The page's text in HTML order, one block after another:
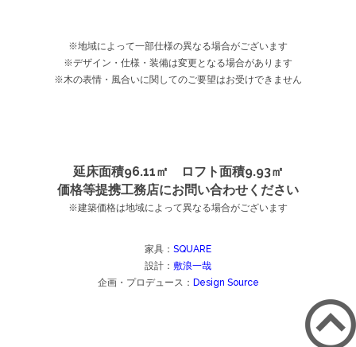
※地域によって一部仕様の異なる場合がございます
※デザイン・仕様・装備は変更となる場合があります
※木の表情・風合いに関してのご要望はお受けできません
延床面積96.11㎡ ロフト面積9.93㎡
価格等提携工務店にお問い合わせください
※建築価格は地域によって異なる場合がございます
家具： SQUARE
設計： 敷浪一哉
企画・プロデュース： Design Source